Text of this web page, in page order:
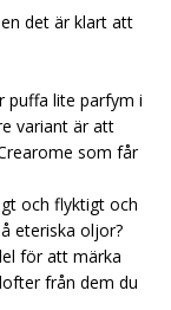
det är klart att
puffa lite parfym i
variant är att
som får
och flyktigt och
eteriska oljor?
för att märka
från dem du